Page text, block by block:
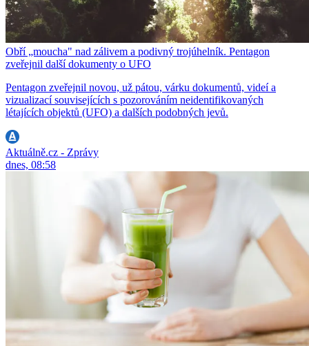
Obří „moucha" nad zálivem a podivný trojúhelník. Pentagon
zveřejnil další dokumenty o UFO
Pentagon zveřejnil novou, už pátou, várku dokumentů, videí a
vizualizací souvisejících s pozorováním neidentifikovaných
létajících objektů (UFO) a dalších podobných jevů.
Aktuálně.cz - Zprávy
dnes, 08:58